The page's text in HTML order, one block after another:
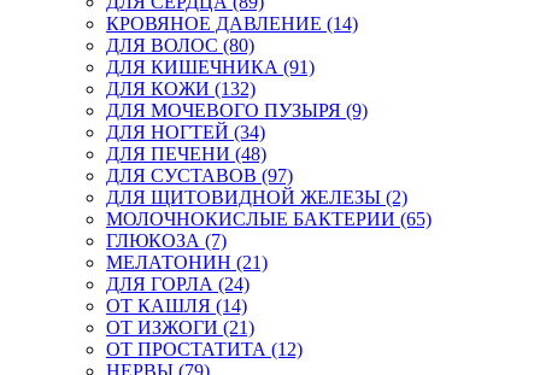
КРОВЯНОЕ ДАВЛЕНИЕ (14)
ДЛЯ ВОЛОС (80)
ДЛЯ КИШЕЧНИКА (91)
ДЛЯ КОЖИ (132)
ДЛЯ МОЧЕВОГО ПУЗЫРЯ (9)
ДЛЯ НОГТЕЙ (34)
ДЛЯ ПЕЧЕНИ (48)
ДЛЯ СУСТАВОВ (97)
ДЛЯ ЩИТОВИДНОЙ ЖЕЛЕЗЫ (2)
МОЛОЧНОКИСЛЫЕ БАКТЕРИИ (65)
ГЛЮКОЗА (7)
МЕЛАТОНИН (21)
ДЛЯ ГОРЛА (24)
ОТ КАШЛЯ (14)
ОТ ИЗЖОГИ (21)
ОТ ПРОСТАТИТА (12)
НЕРВЫ (79)